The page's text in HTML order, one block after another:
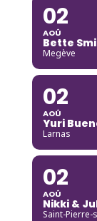
02
AOÛ
Bette
Megève
02
AOÛ
Yuri
Larnas
02
AOÛ
Nikki &
Saint-Pierre-